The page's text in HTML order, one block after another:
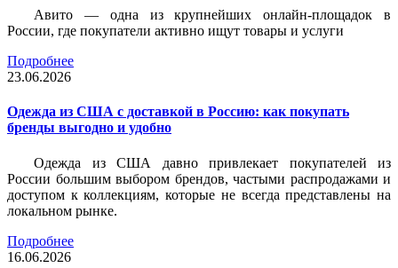
Авито — одна из крупнейших онлайн-площадок в
России, где покупатели активно ищут товары и услуги
Подробнее
23.06.2026
Одежда из США с доставкой в Россию: как покупать
бренды выгодно и удобно
Одежда из США давно привлекает покупателей из
России большим выбором брендов, частыми распродажами и
доступом к коллекциям, которые не всегда представлены на
локальном рынке.
Подробнее
16.06.2026